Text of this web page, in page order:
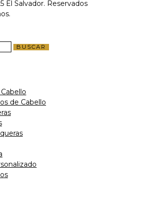
El Salvador. Reservados
BUSCAR
de Cabello